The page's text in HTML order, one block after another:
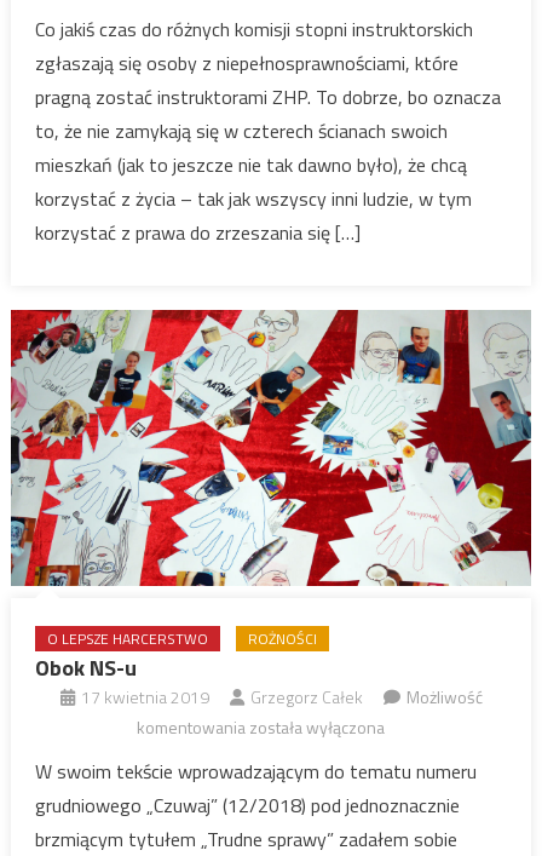
niepełnosprawności
Co jakiś czas do różnych komisji stopni instruktorskich
zgłaszają się osoby z niepełnosprawnościami, które
pragną zostać instruktorami ZHP. To dobrze, bo oznacza
to, że nie zamykają się w czterech ścianach swoich
mieszkań (jak to jeszcze nie tak dawno było), że chcą
korzystać z życia – tak jak wszyscy inni ludzie, w tym
korzystać z prawa do zrzeszania się […]
O LEPSZE HARCERSTWO ROŻNOŚCI
Obok NS-u
17 kwietnia 2019 Grzegorz Całek
Możliwość
komentowaniaObok
u
została wyłączona
W swoim tekście wprowadzającym do tematu numeru
grudniowego „Czuwaj” (12/2018) pod jednoznacznie
brzmiącym tytułem „Trudne sprawy” zadałem sobie